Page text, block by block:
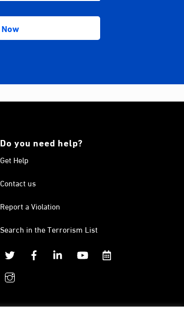
Do you need help?
Get Help
Contact us
Report a Violation
Search in the Terrorism List
Twitter
Facebook Linkedin YouTube